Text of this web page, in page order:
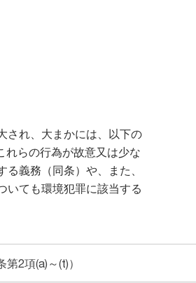
され、大まかには、以下の
れらの行為が故意又は少な
義務（同条）や、また、
いても環境犯罪に該当する
2項(a)～(t)）